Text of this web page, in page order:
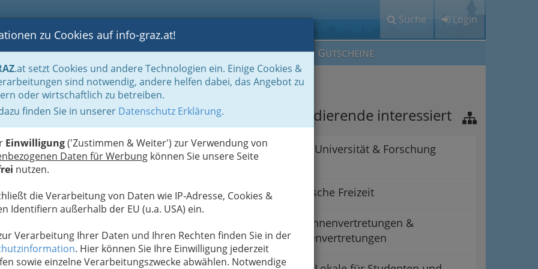
Suche Login
BLOGS FOTOS GASTRONOMIE BRANCHEN MEIN IG GUTSCHEINE
zu Cookies auf info-graz.at!
.at setzt Cookies und andere Technologien ein. Einige Cookies &
sind notwendig, andere helfen dabei, das Angebot zu
oder wirtschaftlich zu betreiben.
finden Sie in unserer Datenschutz Erklärung.
Einwilligung('Zustimmen & Weiter') zur Verwendung von
Daten für Werbung können Sie unsere Seite
nutzen.
die Verarbeitung von Daten wie IP-Adresse, Cookies &
Identifiern außerhalb der EU (u.a. USA) ein.
Verarbeitung Ihrer Daten und Ihren Rechten finden Sie in der
. Hier können Sie Ihre Einwilligung jederzeit
sowie einzelne Verarbeitungszwecke abwählen. Notwendige
- oder Studentin
und
Graz Was Studierende interessiert
Universität & Forschung
studentische Freizeit
Studentinnenvertretungen &
Studentenvertretungen